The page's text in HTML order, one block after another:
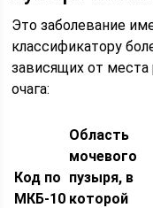
Это заболевание
классификатору
зависящих от места
очага:
Код по
МКБ-10
Область
мочевого
пузыря, в
которой